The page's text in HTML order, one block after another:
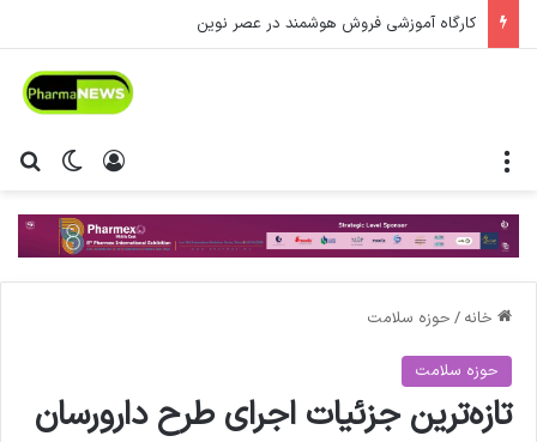
کارگاه آموزشی فروش هوشمند در عصر نوین
تغییر ورود
خانه / حوزه سلامت
حوزه سلامت
تازه‌ترین جزئیات اجرای طرح دارورسان